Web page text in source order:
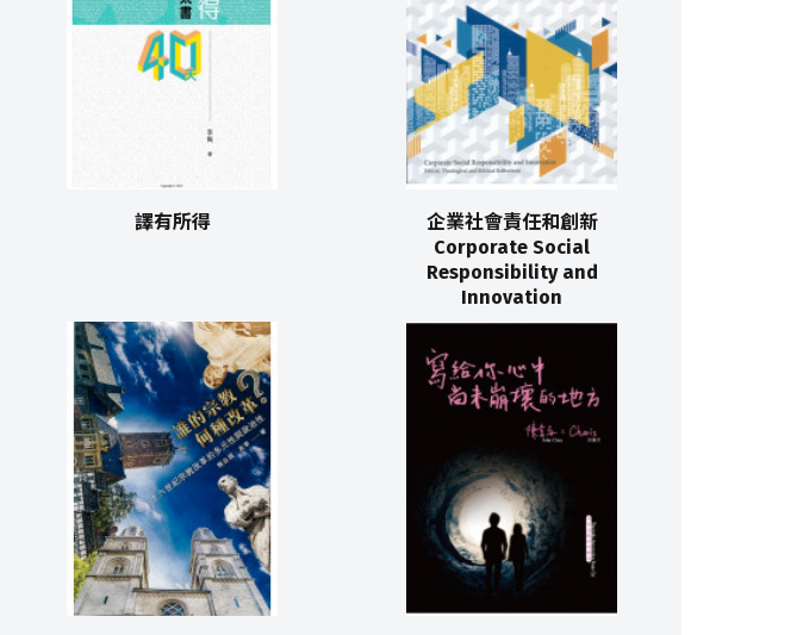
譯有所得
企業社會責任和創新
Corporate Social
Responsibility and
Innovation